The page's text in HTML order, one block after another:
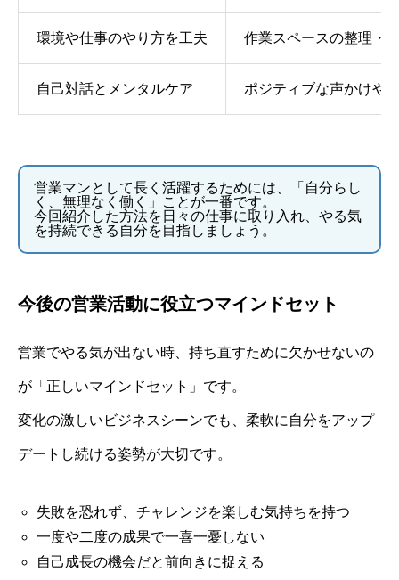
環境や仕事のやり方を工夫 作業スペースの整理・
自己対話とメンタルケア ポジティブな声かけや
営業マンとして長く活躍するためには、「自分らし
く、無理なく働く」ことが一番です。
今回紹介した方法を日々の仕事に取り入れ、やる気
を持続できる自分を目指しましょう。
今後の営業活動に役立つマインドセット
営業でやる気が出ない時、持ち直すために欠かせないの
が「正しいマインドセット」です。
変化の激しいビジネスシーンでも、柔軟に自分をアップ
デートし続ける姿勢が大切です。
失敗を恐れず、チャレンジを楽しむ気持ちを持つ
一度や二度の成果で一喜一憂しない
自己成長の機会だと前向きに捉える